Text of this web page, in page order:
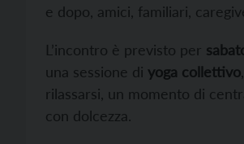
e dopo, amici, familiari,
L’incontro è previsto per
una sessione di yoga collettivo
rilassarsi, un momento di
con dolcezza.